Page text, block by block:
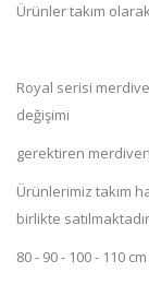
Ürünler takım
Royal serisi
değişimi
gerektiren
Ürünlerimiz takım
birlikte
80 - 90 - 100 - 110